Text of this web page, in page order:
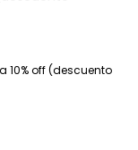
10% off (descuento